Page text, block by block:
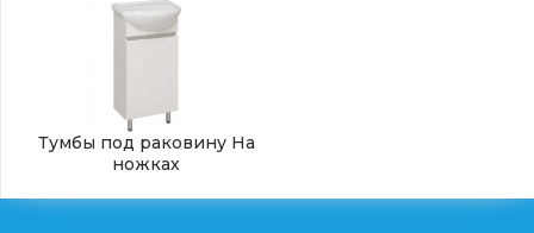
Тумбы под раковину На
ножках